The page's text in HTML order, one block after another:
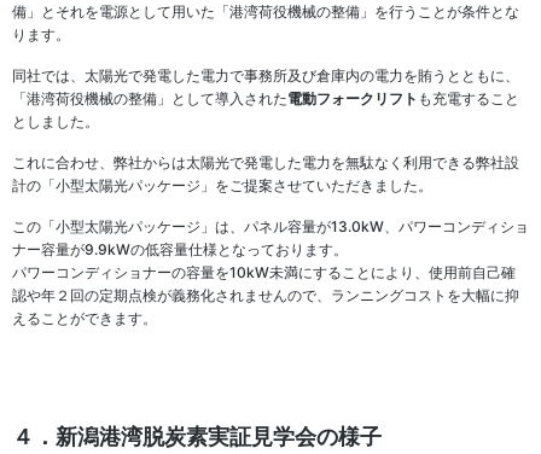
備」とそれを電源として用いた「港湾荷役機械の整備」を行うことが条件とな
ります。
同社では、太陽光で発電した電力で事務所及び倉庫内の電力を賄うとともに、
「港湾荷役機械の整備」として導入された電動フォークリフト も充電すること
としました。
これに合わせ、弊社からは太陽光で発電した電力を無駄なく利用できる弊社設
計の「小型太陽光パッケージ」をご提案させていただきました。
この「小型太陽光パッケージ」は、パネル容量が13.0kW、パワーコンディショ
ナー容量が9.9kWの低容量仕様となっております。
パワーコンディショナーの容量を10kW未満にすることにより、使用前自己確
認や年２回の定期点検が義務化されませんので、ランニングコストを大幅に抑
えることができます。
４ ．新潟港湾脱炭素実証見学会の様子